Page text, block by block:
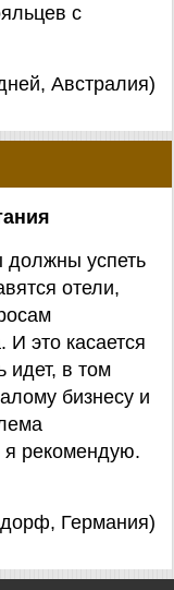
с
Австралия)
должны успеть
отели,
это касается
идет, в том
бизнесу и
я рекомендую.
Германия)